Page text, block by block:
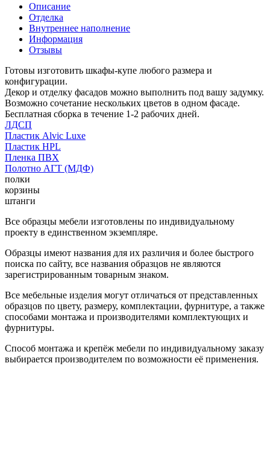
Описание
Отделка
Внутреннее наполнение
Информация
Отзывы
Готовы изготовить шкафы-купе любого размера и
конфигурации.
Декор и отделку фасадов можно выполнить под вашу задумку.
Возможно сочетание нескольких цветов в одном фасаде.
Бесплатная сборка в течение 1-2 рабочих дней.
ЛДСП
Пластик Alvic Luxe
Пластик HPL
Пленка ПВХ
Полотно АГТ (МДФ)
полки
корзины
штанги
Все образцы мебели изготовлены по индивидуальному
проекту в единственном экземпляре.
Образцы имеют названия для их различия и более быстрого
поиска по сайту, все названия образцов не являются
зарегистрированным товарным знаком.
Все мебельные изделия могут отличаться от представленных
образцов по цвету, размеру, комплектации, фурнитуре, а также
способами монтажа и производителями комплектующих и
фурнитуры.
Способ монтажа и крепёж мебели по индивидуальному заказу
выбирается производителем по возможности её применения.